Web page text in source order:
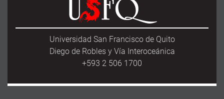
Universidad San Francisco de Quito
Diego de Robles y Vía Interoceánica
+593 2 506 1700